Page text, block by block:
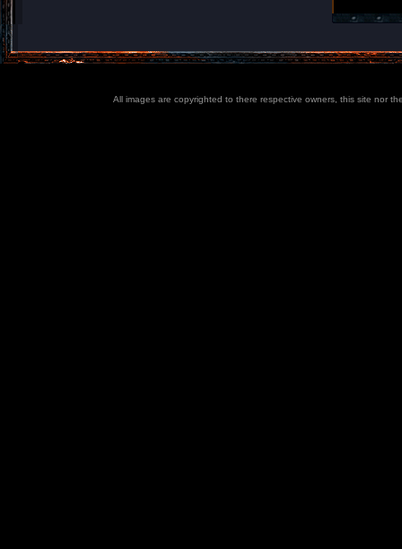
All images are copyrighted to there respective owners, this site nor